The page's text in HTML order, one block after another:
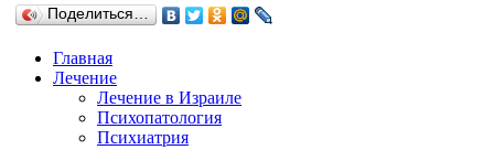
Поделиться…
Главная
Лечение
Лечение в Израиле
Психопатология
Психиатрия